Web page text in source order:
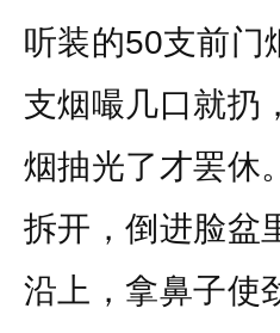
听装的50支前门
支烟嘬几口就扔
烟抽光了才罢休
拆开，倒进脸盆
沿上，拿鼻子使